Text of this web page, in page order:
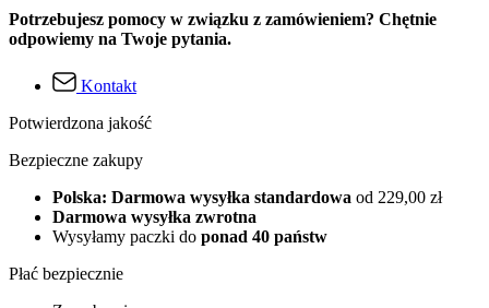
Potrzebujesz pomocy w związku z zamówieniem? Chętnie
odpowiemy na Twoje pytania.
Kontakt
Potwierdzona jakość
Bezpieczne zakupy
Polska: Darmowa wysyłka standardowa od 229,00 zł
Darmowa wysyłka zwrotna
Wysyłamy paczki do ponad 40 państw
Płać bezpiecznie